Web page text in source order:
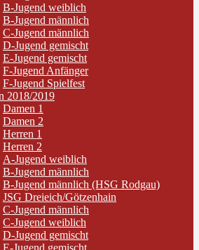
B-Jugend weiblich
B-Jugend männlich
C-Jugend männlich
D-Jugend gemischt
E-Jugend gemischt
F-Jugend Anfänger
F-Jugend Spielfest
2018/2019
Damen 1
Damen 2
Herren 1
Herren 2
A-Jugend weiblich
B-Jugend männlich
B-Jugend männlich (HSG Rodgau)
JSG Dreieich/Götzenhain
C-Jugend männlich
C-Jugend weiblich
D-Jugend gemischt
E-Jugend gemischt